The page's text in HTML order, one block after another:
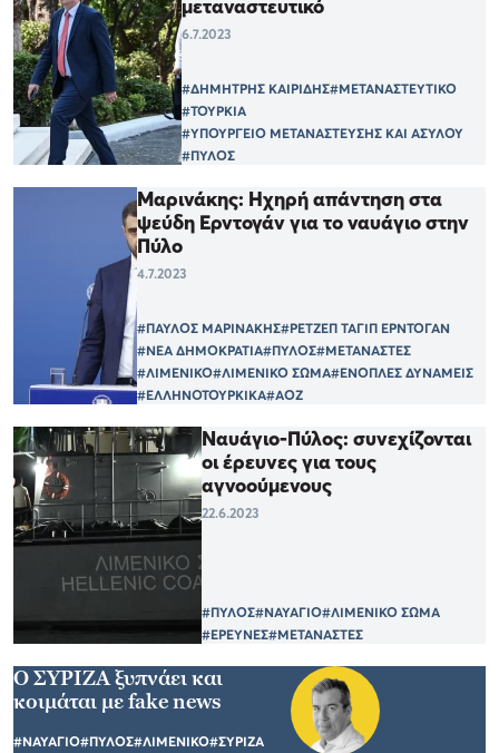
μεταναστευτικό
6.7.2023
#ΔΗΜΗΤΡΗΣ ΚΑΙΡΙΔΗΣ#ΜΕΤΑΝΑΣΤΕΥΤΙΚΟ
#ΤΟΥΡΚΙΑ
#ΥΠΟΥΡΓΕΙΟ ΜΕΤΑΝΑΣΤΕΥΣΗΣ ΚΑΙ ΑΣΥΛΟΥ
#ΠΥΛΟΣ
Μαρινάκης: Ηχηρή απάντηση στα
ψεύδη Ερντογάν για το ναυάγιο στην
Πύλο
4.7.2023
#ΠΑΥΛΟΣ ΜΑΡΙΝΑΚΗΣ#ΡΕΤΖΕΠ ΤΑΓΙΠ ΕΡΝΤΟΓΑΝ
#ΝΕΑ ΔΗΜΟΚΡΑΤΙΑ#ΠΥΛΟΣ#ΜΕΤΑΝΑΣΤΕΣ
#ΛΙΜΕΝΙΚΟ#ΛΙΜΕΝΙΚΟ ΣΩΜΑ#ΕΝΟΠΛΕΣ ΔΥΝΑΜΕΙΣ
#ΕΛΛΗΝΟΤΟΥΡΚΙΚΑ#ΑΟΖ
Ναυάγιο-Πύλος: συνεχίζονται
οι έρευνες για τους
αγνοούμενους
22.6.2023
#ΠΥΛΟΣ#ΝΑΥΑΓΙΟ#ΛΙΜΕΝΙΚΟ ΣΩΜΑ
#ΕΡΕΥΝΕΣ#ΜΕΤΑΝΑΣΤΕΣ
Ο ΣΥΡΙΖΑ ξυπνάει και
κοιμάται με fake news
#ΝΑΥΑΓΙΟ#ΠΥΛΟΣ#ΛΙΜΕΝΙΚΟ#ΣΥΡΙΖΑ